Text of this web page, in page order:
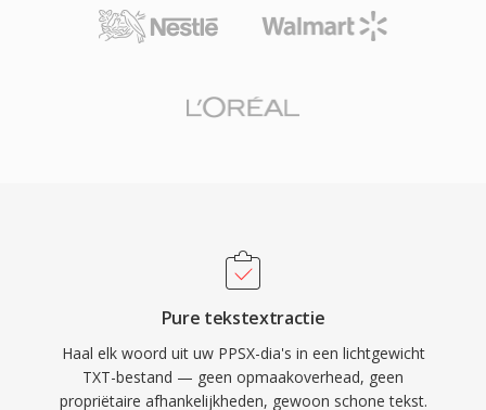
Pure tekstextractie
Haal elk woord uit uw PPSX-dia's in een lichtgewicht
TXT-bestand — geen opmaakoverhead, geen
propriëtaire afhankelijkheden, gewoon schone tekst.